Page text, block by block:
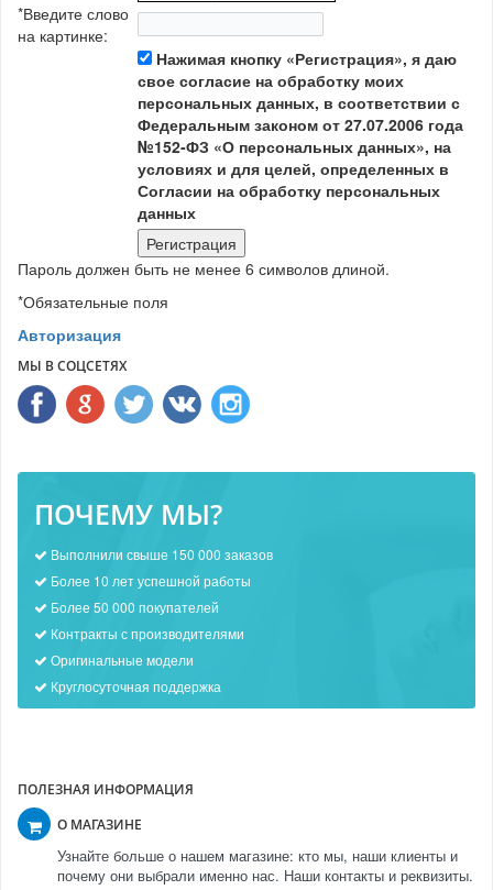
*Введите слово
на картинке:
Нажимая кнопку «Регистрация», я даю
свое согласие на обработку моих
персональных данных, в соответствии с
Федеральным законом от 27.07.2006 года
№152-ФЗ «О персональных данных», на
условиях и для целей, определенных в
Согласии на обработку персональных
данных
Пароль должен быть не менее 6 символов длиной.
*Обязательные поля
Авторизация
МЫ В СОЦСЕТЯХ
ПОЧЕМУ МЫ?
Выполнили свыше 150 000 заказов
Более 10 лет успешной работы
Более 50 000 покупателей
Контракты с производителями
Оригинальные модели
Круглосуточная поддержка
ПОЛЕЗНАЯ ИНФОРМАЦИЯ
О МАГАЗИНЕ
Узнайте больше о нашем магазине: кто мы, наши клиенты и
почему они выбрали именно нас. Наши контакты и реквизиты.